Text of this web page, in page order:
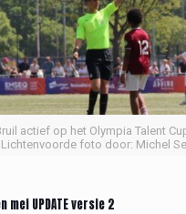
actief op het Olympia Talent
Lichtenvoorde foto door: Michel
UPDATE versie 2